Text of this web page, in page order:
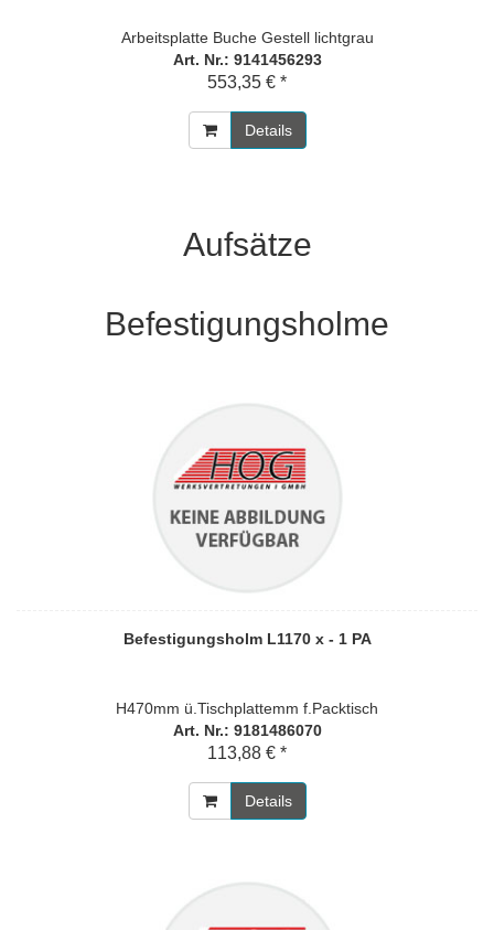
Arbeitsplatte Buche Gestell lichtgrau
Art. Nr.: 9141456293
553,35 € *
Details
Aufsätze
Befestigungsholme
Befestigungsholm L1170 x - 1 PA
H470mm ü.Tischplattemm f.Packtisch
Art. Nr.: 9181486070
113,88 € *
Details